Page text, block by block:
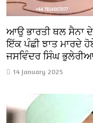
ਆਉ ਭਾਰਤੀ ਥਲ ਸੈਨਾ
ਇੱਕ ਪੰਛੀ ਝਾਤ ਮਾਰਦੇ
ਜਸਵਿੰਦਰ ਸਿੰਘ
14 January 2025